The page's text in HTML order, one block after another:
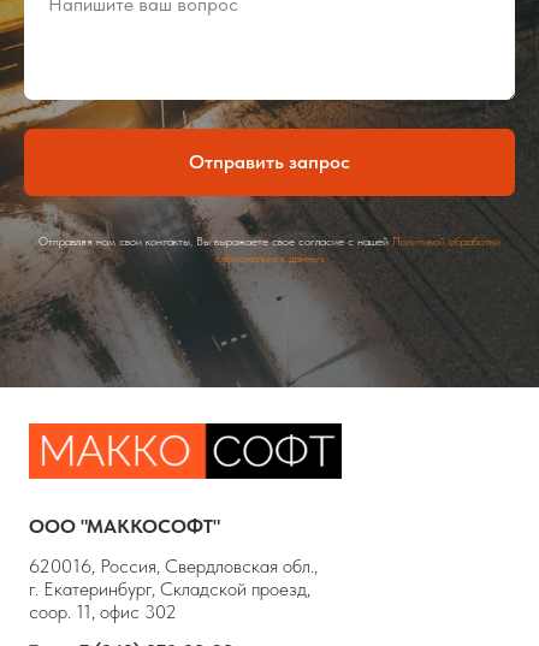
Отправить запрос
Отправляя нам свои контакты, Вы выражаете свое согласие с нашей Политикой обработки
персональных данных
ООО "МАККОСОФТ"
620016, Россия, Свердловская обл.,
г. Екатеринбург, Складской проезд,
соор. 11, офис 302